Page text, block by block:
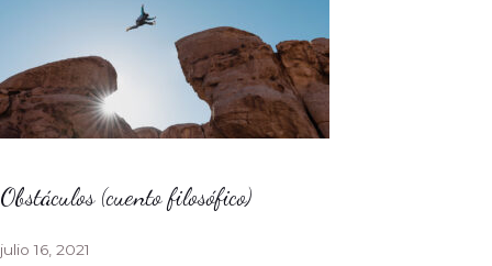
Obstáculos (cuento filosófico)
julio 16, 2021